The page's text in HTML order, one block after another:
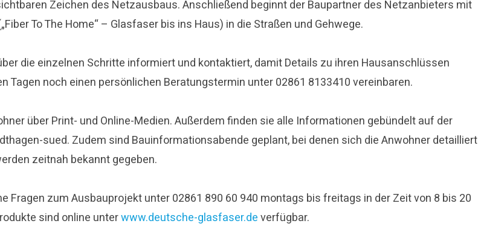
Zeichen des Netzausbaus. Anschließend beginnt der Baupartner des Netzanbieters mit
To The Home“ – Glasfaser bis ins Haus) in die Straßen und Gehwege.
die einzelnen Schritte informiert und kontaktiert, damit Details zu ihren Hausanschlüssen
noch einen persönlichen Beratungstermin unter 02861 8133410 vereinbaren.
über Print- und Online-Medien. Außerdem finden sie alle Informationen gebündelt auf der
sued. Zudem sind Bauinformationsabende geplant, bei denen sich die Anwohner detailliert
zeitnah bekannt gegeben.
zum Ausbauprojekt unter 02861 890 60 940 montags bis freitags in der Zeit von 8 bis 20
sind online unterwww.deutsche-glasfaser.deverfügbar.